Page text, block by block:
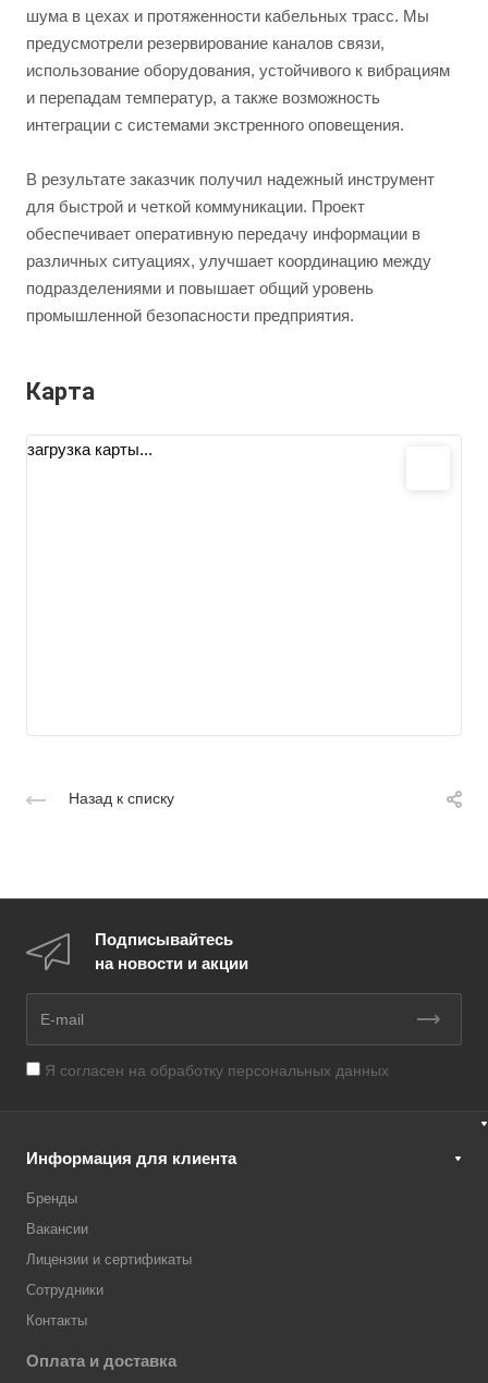
шума в цехах и протяженности кабельных трасс. Мы
предусмотрели резервирование каналов связи,
использование оборудования, устойчивого к вибрациям
и перепадам температур, а также возможность
интеграции с системами экстренного оповещения.
В результате заказчик получил надежный инструмент
для быстрой и четкой коммуникации. Проект
обеспечивает оперативную передачу информации в
различных ситуациях, улучшает координацию между
подразделениями и повышает общий уровень
промышленной безопасности предприятия.
Карта
загрузка карты...
Назад к списку
Подписывайтесь
на новости и акции
Я согласен на обработку персональных данных
Информация для клиента
Бренды
Вакансии
Лицензии и сертификаты
Сотрудники
Контакты
Оплата и доставка